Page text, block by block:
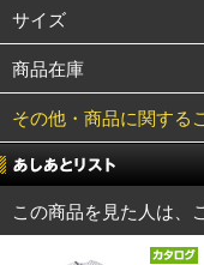
サイズ
商品在庫
その他・商品に関する
この商品を見た人は、